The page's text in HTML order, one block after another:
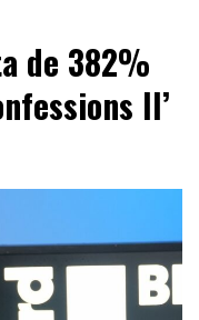
de 382%
II’